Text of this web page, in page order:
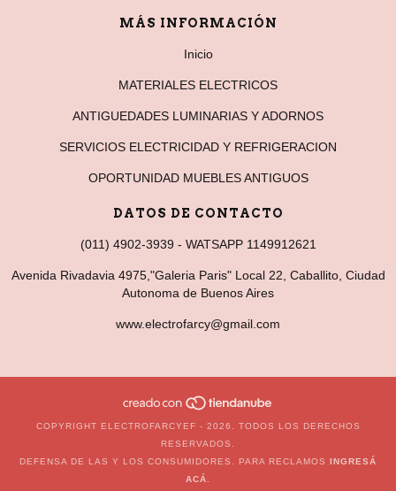
MÁS INFORMACIÓN
Inicio
MATERIALES ELECTRICOS
ANTIGUEDADES LUMINARIAS Y ADORNOS
SERVICIOS ELECTRICIDAD Y REFRIGERACION
OPORTUNIDAD MUEBLES ANTIGUOS
DATOS DE CONTACTO
(011) 4902-3939 - WATSAPP 1149912621
Avenida Rivadavia 4975,"Galeria Paris" Local 22, Caballito, Ciudad
Autonoma de Buenos Aires
www.electrofarcy@gmail.com
COPYRIGHT ELECTROFARCYEF - 2026. TODOS LOS DERECHOS
RESERVADOS.
DEFENSA DE LAS Y LOS CONSUMIDORES. PARA RECLAMOS INGRESÁ
ACÁ.